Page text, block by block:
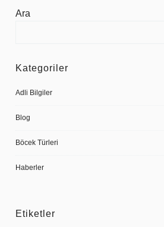
Ara
Kategoriler
Adli Bilgiler
Blog
Böcek Türleri
Haberler
Etiketler